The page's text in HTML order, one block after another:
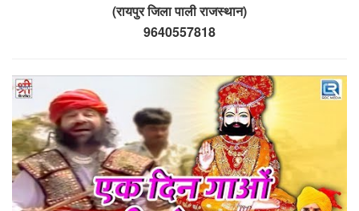
(रायपुर जिला पाली राजस्थान)
9640557818